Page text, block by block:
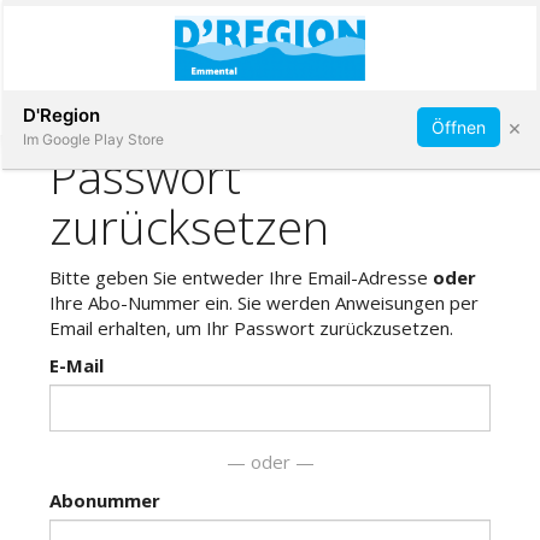
Immobilien
Veranstaltungen
Stellen
Abonnieren
D'Region
Im Google Play Store
Öffnen ×